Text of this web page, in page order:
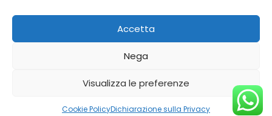
Accetta
Nega
Visualizza le preferenze
Cookie PolicyDichiarazione sulla Privacy
PRIVACY POLICY|COOKIES POLICY